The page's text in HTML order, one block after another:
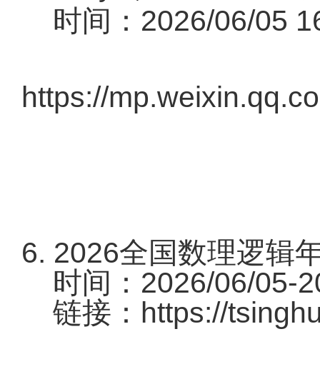
时间：2026/06/05
https://
6. 2026全国数理逻辑
时间：2026/06/05-
链接： https://